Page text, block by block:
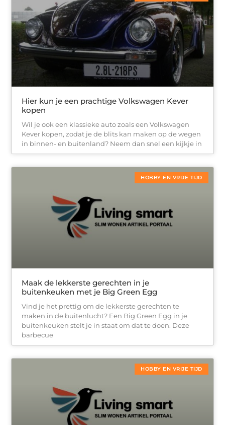
Hier kun je een prachtige Volkswagen Kever
kopen
Wil je ook een klassieke auto zoals een Volkswagen
Kever kopen, zodat je de blits kan maken op de wegen
in binnen- en buitenland? Neem dan snel een kijkje in
HOBBY EN VRIJE TIJD
Maak de lekkerste gerechten in je
buitenkeuken met je Big Green Egg
Vind je het prettig om de lekkerste gerechten te
maken in de buitenlucht? Een Big Green Egg in je
buitenkeuken stelt je in staat om dat te doen. Deze
barbecue
HOBBY EN VRIJE TIJD